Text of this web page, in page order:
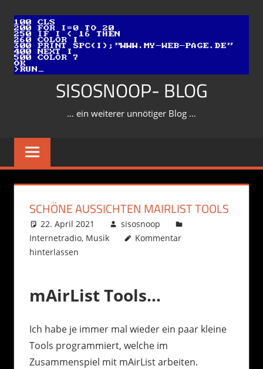
Inhalt
springen
SISOSNOOP- BLOG
… ein weiterer unnötiger Blog …
SCHÖNE AUSSICHTEN MAIRLIST TOOLS
22. April 2021
sisosnoop
Internetradio, Musik
Kommentar
hinterlassen
mAirList Tools…
Ich habe je immer mal wieder ein paar kleine
Tools programmiert, welche im
Zusammenspiel mit mAirList arbeiten.